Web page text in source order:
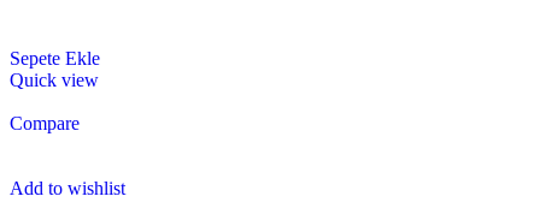
Sepete Ekle
Quick view
Compare
Add to wishlist